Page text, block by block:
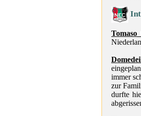
immer
zur
durfte